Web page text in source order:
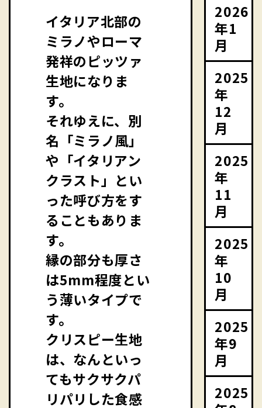
イタリア北部の
ミラノやローマ
発祥のピッツァ
生地になりま
す。
それゆえに、別
名「ミラノ風」
や「イタリアン
クラスト」とい
った呼び方をす
ることもありま
す。
縁の部分も厚さ
は5mm程度とい
う薄いタイプで
す。
クリスピー生地
は、なんといっ
てもサクサクパ
リパリした食感
2026
年1
月
2025
年
12
月
2025
年
11
月
2025
年
10
月
2025
年9
月
2025